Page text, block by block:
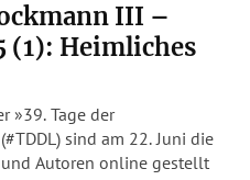
III –
(1): Heimliches
»39. Tage der
sind am 22. Juni die
Autoren online gestellt